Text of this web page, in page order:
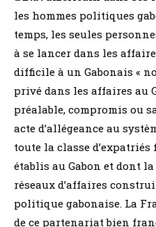
les hommes politiques
temps, les seules
à se lancer dans les
difficile à un Gabonais «
privé dans les affaires au
préalable, compromis ou
acte d’allégeance au
toute la classe
établis au Gabon et dont
réseaux d’affaires
politique gabonaise. La
de ce partenariat bien